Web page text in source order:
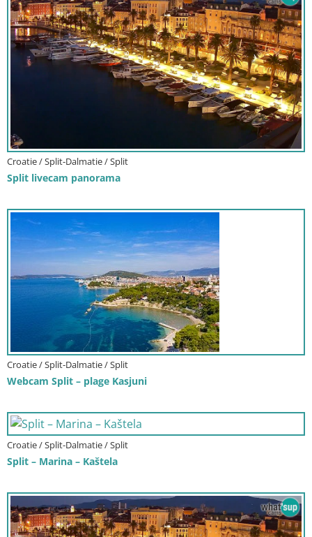
Croatie / Split-Dalmatie / Split
Split livecam panorama
Croatie / Split-Dalmatie / Split
Webcam Split – plage Kasjuni
Croatie / Split-Dalmatie / Split
Split – Marina – Kaštela